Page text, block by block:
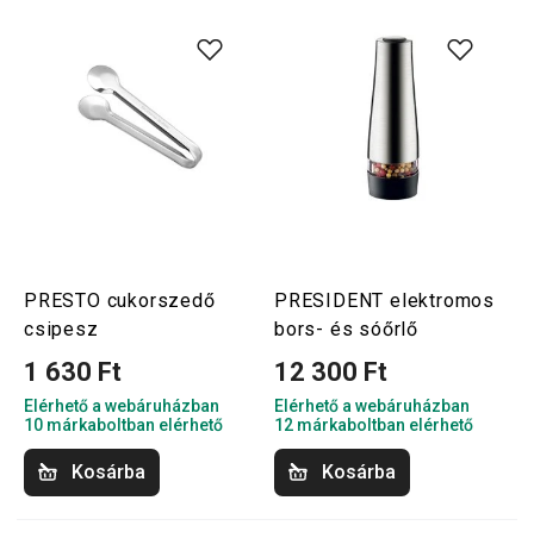
PRESTO cukorszedő
csipesz
1 630 Ft
Elérhető a webáruházban
10 márkaboltban elérhető
Kosárba
PRESIDENT elektromos
bors- és sóőrlő
12 300 Ft
Elérhető a webáruházban
12 márkaboltban elérhető
Kosárba